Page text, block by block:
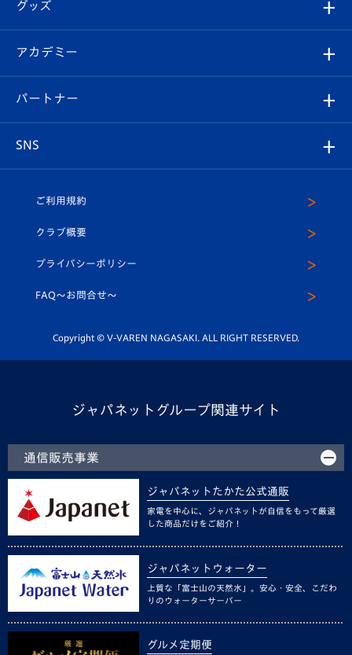
チケット
イベント
メディア
ホームタウン
スタッフプロフィール
マスコット紹介
平和祈念活動
ホームタウン活動
Revive Team
ヴィヴィくんの長崎おもてなしガイド
フォトギャラリー
スタジアムグルメ
V-LOVERS（ファンクラブ）
プレイヤーズスイート
グッズ
オンラインショップ
店舗情報
アカデミー
育成からのお知らせ
U-18
スクール
パートナー
SNS
ヴィヴィくんインスタグラム
公式LINE＠
ご利用規約
クラブ概要
プライバシーポリシー
FAQ〜お問合せ〜
Copyright © V-VAREN NAGASAKI. ALL RIGHT RESERVED.
ジャパネットグループ関連サイト
通信販売事業
ジャパネットたかた公式通販
家電を中心に、ジャパネットが自信をもって厳選
した商品だけをご紹介！
ジャパネットウォーター
上質な「富士山の天然水」。安心・安全、こだわ
りのウォーターサーバー
グルメ定期便